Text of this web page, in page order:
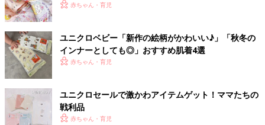
アイテム
赤ちゃん・育児
ユニクロベビー「新作の絵柄がかわいい♪」「秋冬の
インナーとしても◎」おすすめ肌着4選
赤ちゃん・育児
ユニクロセールで激かわアイテムゲット！ママたちの
戦利品
赤ちゃん・育児